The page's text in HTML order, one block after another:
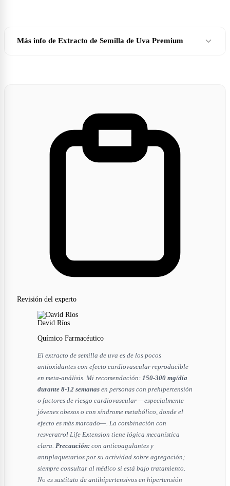
Más info de Extracto de Semilla de Uva Premium
Revisión del experto
David Ríos
Químico Farmacéutico
El extracto de semilla de uva es de los pocos
antioxidantes con efecto cardiovascular reproducible
en meta-análisis. Mi recomendación: 150-300 mg/día
durante 8-12 semanas en personas con prehipertensión
o factores de riesgo cardiovascular —especialmente
jóvenes obesos o con síndrome metabólico, donde el
efecto es más marcado—. La combinación con
resveratrol Life Extension tiene lógica mecanística
clara. Precaución: con anticoagulantes y
antiplaquetarios por su actividad sobre agregación;
siempre consultar al médico si está bajo tratamiento.
No es sustituto de antihipertensivos en hipertensión